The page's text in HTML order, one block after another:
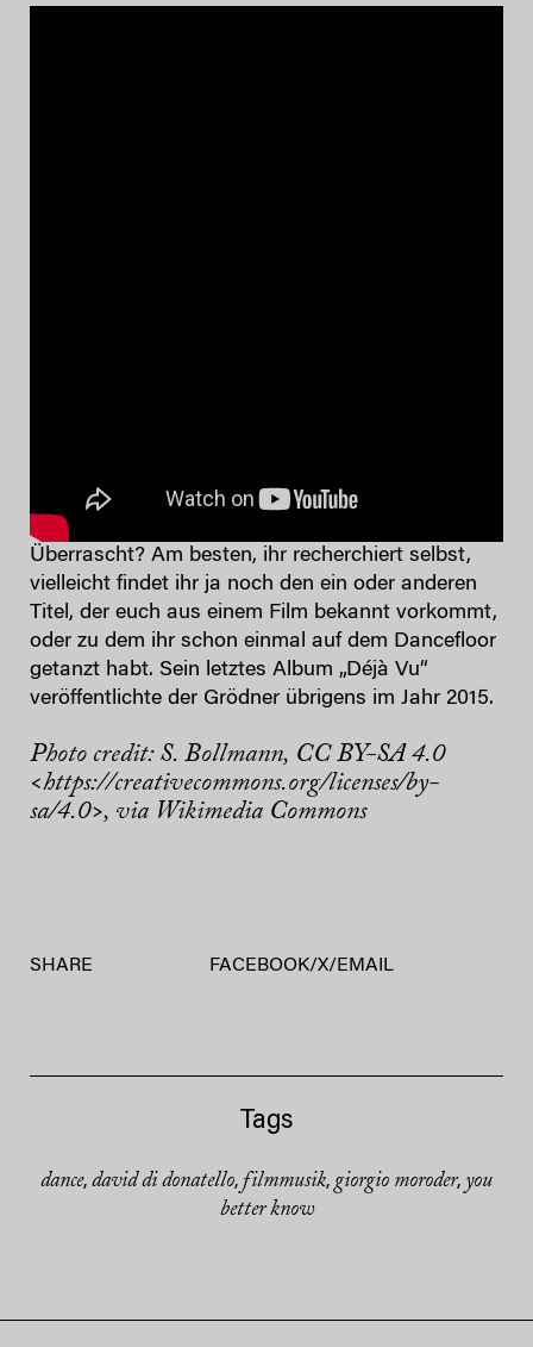
Überrascht? Am besten, ihr recherchiert selbst,
vielleicht findet ihr ja noch den ein oder anderen
Titel, der euch aus einem Film bekannt vorkommt,
oder zu dem ihr schon einmal auf dem Dancefloor
getanzt habt. Sein letztes Album „Déjà Vu“
veröffentlichte der Grödner übrigens im Jahr 2015.
Photo credit: S. Bollmann, CC BY-SA 4.0
<https://creativecommons.org/licenses/by-
sa/4.0>, via Wikimedia Commons
SHARE FACEBOOK/X/ EMAIL
Tags
dance, david di donatello, filmmusik, giorgio moroder, you
better know